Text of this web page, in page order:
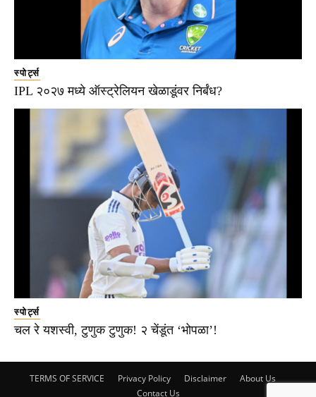
स्पोर्ट्स
IPL २०२७ मध्ये ऑस्ट्रेलियन खेळाडूंवर निर्बंध?
स्पोर्ट्स
चल रे यशस्वी, टुणुक टुणुक! २ चेंडूंत ‘भोपळा’!
TERMS OF SERVICE Privacy Policy Disclaimer
About Us
Contact Us